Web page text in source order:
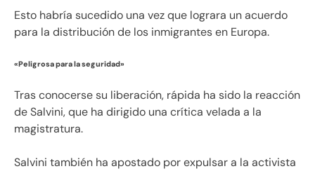
Esto habría sucedido una vez que lograra un acuerdo
para la distribución de los inmigrantes en Europa.
«Peligrosa para la seguridad»
Tras conocerse su liberación, rápida ha sido la reacción
de Salvini, que ha dirigido una crítica velada a la
magistratura.
Salvini también ha apostado por expulsar a la activista